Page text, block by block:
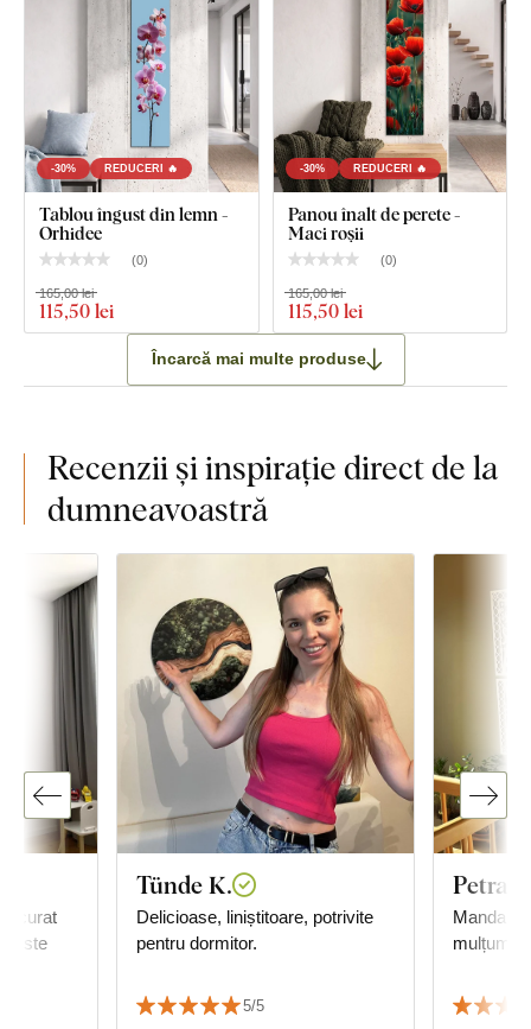
-30% REDUCERI 🔥
Tablou îngust din lemn -
Orhidee
(0)
115,50 lei
165,00 lei
-30% REDUCERI 🔥
Panou înalt de perete -
Maci roșii
(0)
115,50 lei
165,00 lei
Încarcă mai multe produse
Recenzii și inspirație direct de la
dumneavoastră
este
Tünde K.
Delicioase, liniștitoare, potrivite
pentru dormitor.
5/5
Petra
Mandala